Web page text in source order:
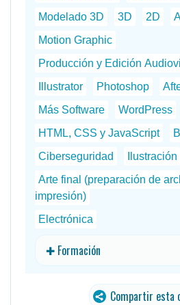
Modelado 3D
3D 2D
Motion Graphic
Producción y Edición
Illustrator
Photoshop
Más Software
WordPress
HTML, CSS y JavaScript
Ciberseguridad
Ilustración
Arte final (preparación de
impresión)
Electrónica
✚ Formación
Compartir esta